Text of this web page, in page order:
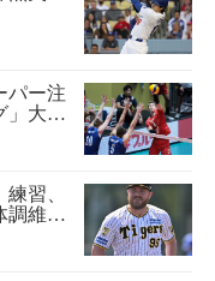
パー注
」大い
習、
調維持